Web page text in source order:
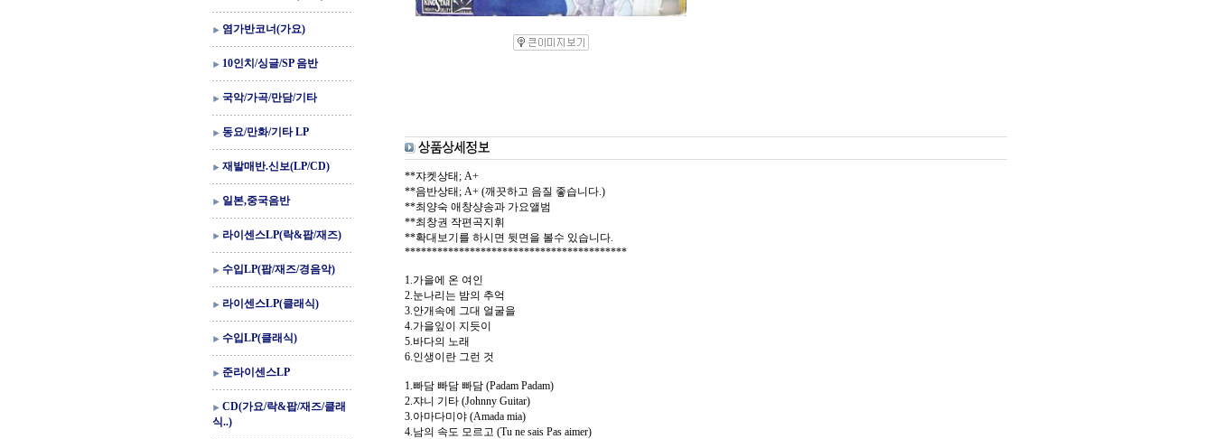
염가반코너(가요)
10인치/싱글/SP 음반
국악/가곡/만담/기타
동요/만화/기타 LP
재발매반.신보(LP/CD)
일본,중국음반
라이센스LP(락&팝/재즈)
수입LP(팝/재즈/경음악)
라이센스LP(클래식)
수입LP(클래식)
준라이센스LP
CD(가요/락&팝/재즈/클래
식..)
**쟈켓상태; A+
**음반상태; A+ (깨끗하고 음질 좋습니다.)
**최양숙 애창샹송과 가요앨범
**최창권 작편곡지휘
**확대보기를 하시면 뒷면을 볼수 있습니다.
*****************************************
1.가을에 온 여인
2.눈나리는 밤의 추억
3.안개속에 그대 얼굴을
4.가을잎이 지듯이
5.바다의 노래
6.인생이란 그런 것
1.빠담 빠담 빠담 (Padam Padam)
2.쟈니 기타 (Johnny Guitar)
3.아마다미야 (Amada mia)
4.남의 속도 모르고 (Tu ne sais Pas aimer)